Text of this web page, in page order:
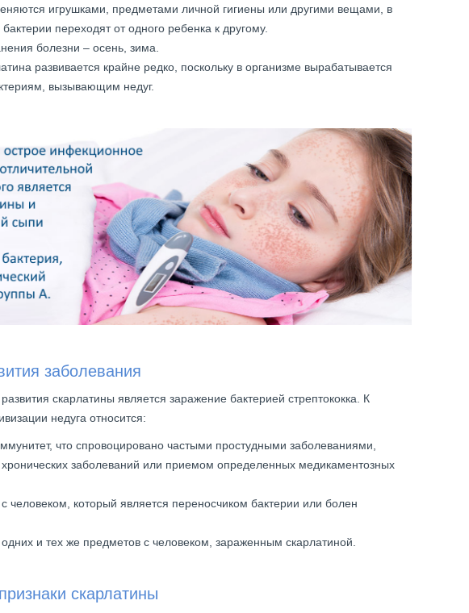
игрушками, предметами личной гигиены или другими вещами, в
бактерии переходят от одного ребенка к другому.
болезни – осень, зима.
развивается крайне редко, поскольку в организме вырабатывается
вызывающим недуг.
заболевания
скарлатины является заражение бактерией стрептококка. К
недуга относится:
что спровоцировано частыми простудными заболеваниями,
заболеваний или приемом определенных медикаментозных
человеком, который является переносчиком бактерии или болен
и тех же предметов с человеком, зараженным скарлатиной.
скарлатины